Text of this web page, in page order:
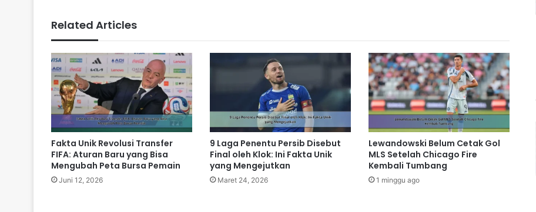
Related Articles
Fakta Unik Revolusi Transfer
FIFA: Aturan Baru yang Bisa
Mengubah Peta Bursa Pemain
Juni 12, 2026
9 Laga Penentu Persib Disebut
Final oleh Klok: Ini Fakta Unik
yang Mengejutkan
Maret 24, 2026
Lewandowski Belum Cetak Gol
MLS Setelah Chicago Fire
Kembali Tumbang
1 minggu ago